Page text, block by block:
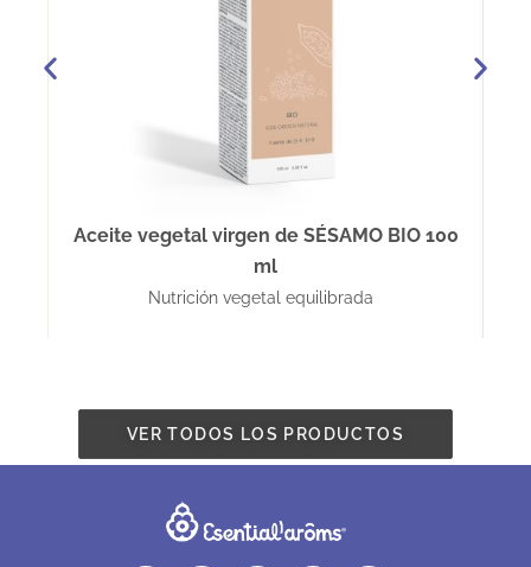
Aceite vegetal virgen de SÉSAMO BIO 100
ml
Nutrición vegetal equilibrada
VER TODOS LOS PRODUCTOS